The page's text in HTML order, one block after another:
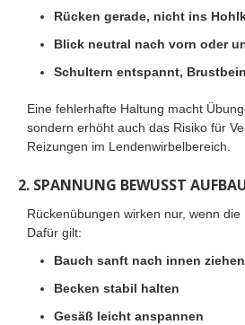
Rücken gerade, nicht ins
Blick neutral nach vorn oder
Schultern entspannt,
Eine fehlerhafte Haltung macht
sondern erhöht auch das Risiko für
Reizungen im Lendenwirbelbereich.
2. SPANNUNG BEWUSST
Rückenübungen wirken nur, wenn
Dafür gilt:
Bauch sanft nach innen ziehen
Becken stabil halten
Gesäß leicht anspannen